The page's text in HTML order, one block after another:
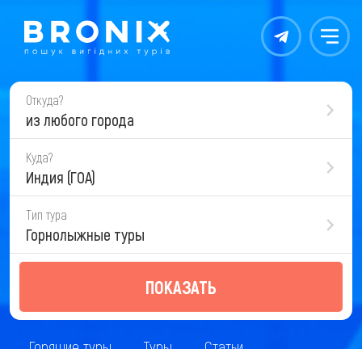
Контакты Меню
Откуда?
из любого города
Куда?
Индия (ГОА)
Тип тура
Горнолыжные туры
ПОКАЗАТЬ